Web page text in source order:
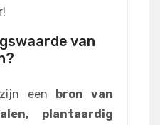
van
een bron van
plantaardig